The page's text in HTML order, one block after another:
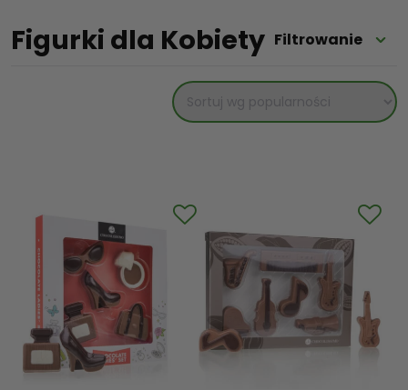
d
u
Figurki dla Kobiety Filtrowanie